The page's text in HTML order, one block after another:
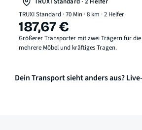
TRUXI Standard · 70 Min · 8 km · 2 Helfer
187,67 €
Größerer Transporter mit zwei Trägern für die
mehrere Möbel und kräftiges Tragen.
Dein Transport sieht anders aus?